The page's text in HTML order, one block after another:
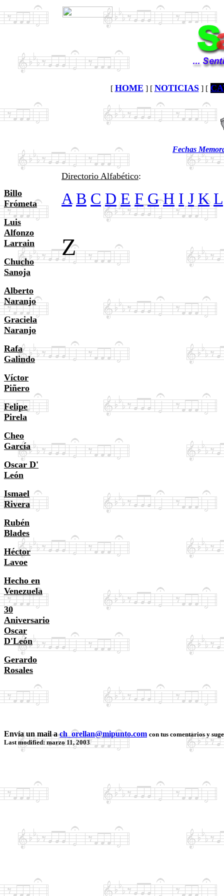
[ HOME ] [ NOTICIAS] [
Fechas
Billo
Frómeta
Luis
Alfonzo
Larrain
Chucho
Sanoja
Alberto
Naranjo
Graciela
Naranjo
Rafa
Galindo
Víctor
Piñero
Felipe
Pirela
Cheo
García
Oscar D'
León
Ismael
Rivera
Rubén
Blades
Héctor
Lavoe
Hecho en
Venezuela
30
Aniversario
Oscar
D'León
Gerardo
Rosales
Directorio Alfabético:
A B C D E F G H I J K L
Z
Envía un mail ach_orellan@mipunto.com con tus comentarios y
Last modified: marzo 11, 2003